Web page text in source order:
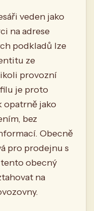
veden jako
na adrese
podkladů lze
ze
provozní
je proto
opatrně jako
bez
Obecně
pro prodejnu s
obecný
na